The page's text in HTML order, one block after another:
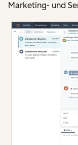
Marketing- und